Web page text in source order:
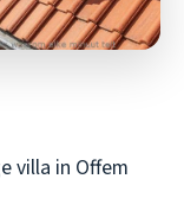
villa in Offem